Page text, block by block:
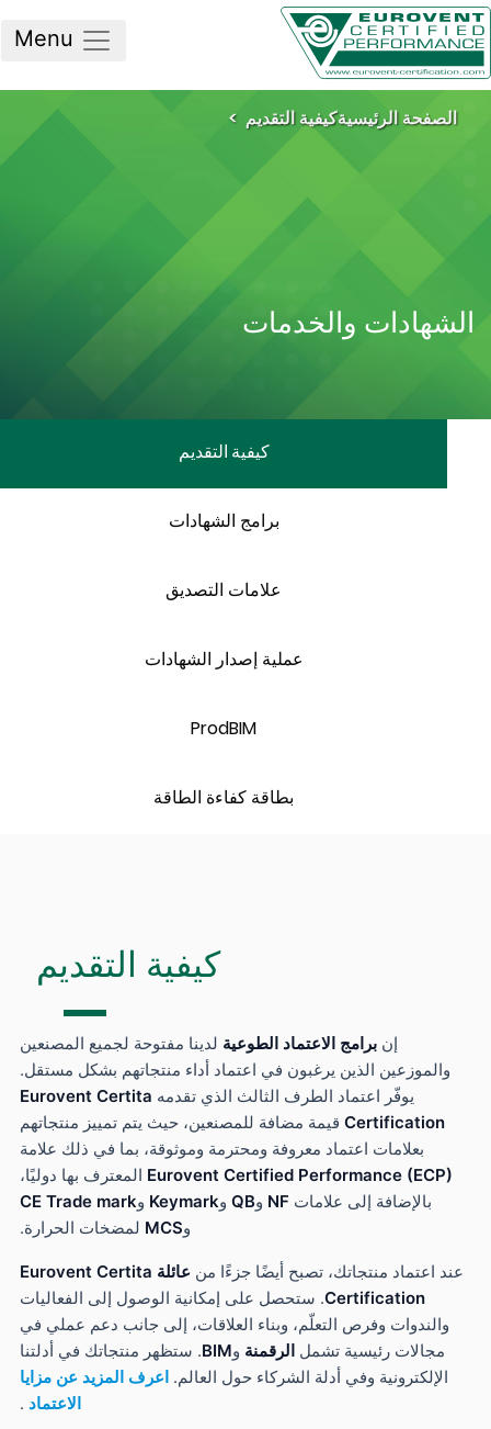
الرئيسيةكيفية التقديم
والخدمات
كيفية التقديم
برامج الشهادات
علامات التصديق
عملية إصدار الشهادات
ProdBIM
بطاقة كفاءة الطاقة
كيفية التقديم
برامج الاعتماد الطوعيةلدينا مفتوحة لجميع المصنعين
والموزعين الذين يرغبون في اعتماد أداء منتجاتهم بشكل مستقل.
يوفّر اعتماد الطرف الثالث الذي تقدمهEurovent Certita
Certificationقيمة مضافة للمصنعين، حيث يتم تمييز منتجاتهم
بعلامات اعتماد معروفة ومحترمة وموثوقة، بما في ذلك علامة
Eurovent Certified Performanceالمعترف بها دوليًا،
بالإضافة إلى علاماتNFوQBوKeymarkوCE Trade mark
MCSلمضخات الحرارة.
اعتماد منتجاتك، تصبح أيضًا جزءًا من
عائلة Eurovent Certita
Certification. ستحصل على إمكانية الوصول إلى الفعاليات
والندوات وفرص التعلّم، وبناء العلاقات، إلى جانب دعم عملي في
مجالات رئيسية تشملالرقمنةوBIM . ستظهر منتجاتك في أدلتنا
الإلكترونية وفي أدلة الشركاء حول العالم.اعرف المزيد عن مزايا
الاعتماد .